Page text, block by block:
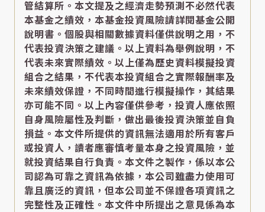
管結算所。本文提及之經濟走勢預測不必然代表
本基金之績效，本基金投資風險請詳閱基金公開
說明書。個股與相關數據資料僅供說明之用，不
代表投資決策之建議。以上資料為舉例說明，不
代表未來實際績效。以上僅為歷史資料模擬投資
組合之結果，不代表本投資組合之實際報酬率及
未來績效保證，不同時間進行模擬操作，其結果
亦可能不同。以上內容僅供參考，投資人應依照
自身風險屬性及判斷，做出最後投資決策並自負
損益。本文件所提供的資訊無法適用於所有客戶
或投資人，讀者應審慎考量本身之投資風險，並
就投資結果自行負責。本文件之製作，係以本公
司認為可靠之資訊為依據，本公司雖盡力使用可
靠且廣泛的資訊，但本公司並不保證各項資訊之
完整性及正確性。本文件中所提出之意見係為本